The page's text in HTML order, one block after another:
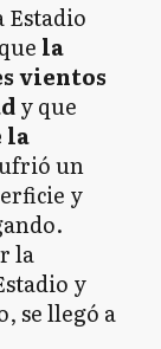
Estadio
la
vientos
y que
la
un
y
la
y
se llegó a